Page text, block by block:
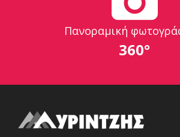
Πανοραμική
360°